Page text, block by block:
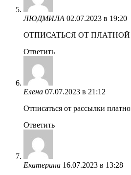
ЛЮДМИЛА 02.07.2023 в 19:20
ОТПИСАТЬСЯ ОТ
Ответить
Елена 07.07.2023 в 21:12
Отписаться от рассылки
Ответить
Екатерина 16.07.2023 в 13:28